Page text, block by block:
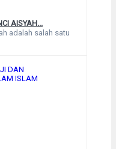
AISYAH...
adalah salah satu